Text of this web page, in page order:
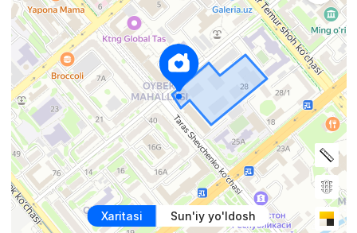
Xaritasi Sun'iy yo'ldosh